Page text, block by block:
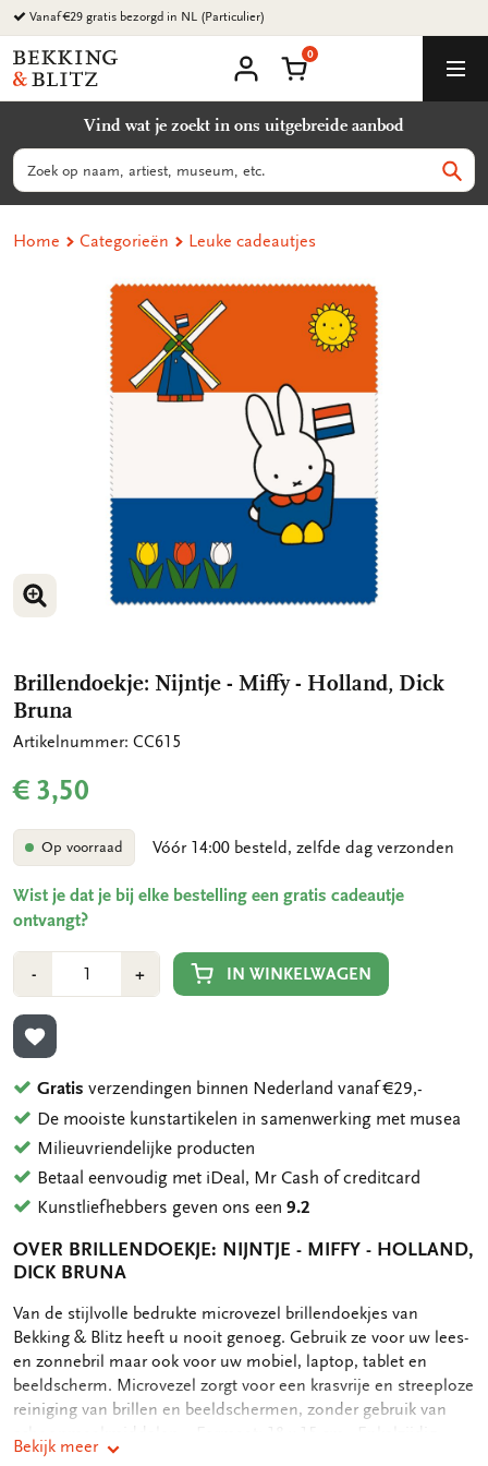
Ga
naar
content
Bekking
&
B.V.
account
Winkelmand
0
Vind wat je zoekt in ons uitgebreide aanbod
Zoeken
Home Categorieën Leuke cadeautjes
VERGROOT AFBEELDING
Brillendoekje: Nijntje - Miffy - Holland, Dick
Bruna
Artikelnummer: CC615
€ 3,50
Op voorraad Vóór 14:00 besteld, zelfde dag verzonden
Wist je dat je bij elke bestelling een gratis cadeautje
ontvangt?
-Min
1
+Plus
1
IN WINKELWAGEN
TOEVOEGEN AAN VERLANGLIJST
Gratis verzendingen binnen Nederland vanaf €29,-
De mooiste kunstartikelen in samenwerking met musea
Milieuvriendelijke producten
Betaal eenvoudig met iDeal, Mr Cash of creditcard
Kunstliefhebbers geven ons een9.2
OVER BRILLENDOEKJE: NIJNTJE - MIFFY - HOLLAND,
DICK BRUNA
OMSCHRIJVING
Van de stijlvolle bedrukte microvezel brillendoekjes van
Bekking & Blitz heeft u nooit genoeg. Gebruik ze voor uw lees-
en zonnebril maar ook voor uw mobiel, laptop, tablet en
beeldscherm. Microvezel zorgt voor een krasvrije en streeploze
reiniging van brillen en beeldschermen, zonder gebruik van
bedrukt microvezel - Machinaal wasbaar op 60°Celsius,
Bekijk meer